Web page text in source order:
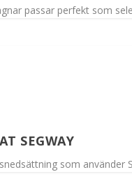
passar perfekt som
SEGWAY
som använder